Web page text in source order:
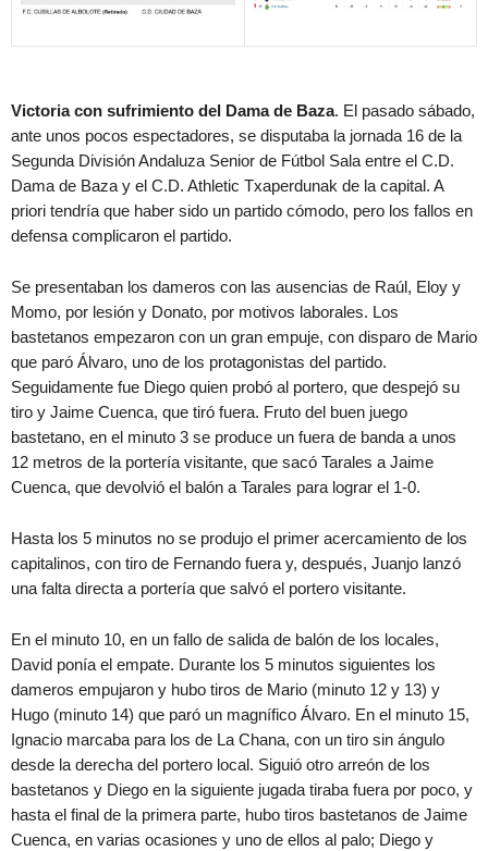
Victoria con sufrimiento del Dama de Baza. El pasado sábado,
ante unos pocos espectadores, se disputaba la jornada 16 de la
Segunda División Andaluza Senior de Fútbol Sala entre el C.D.
Dama de Baza y el C.D. Athletic Txaperdunak de la capital. A
priori tendría que haber sido un partido cómodo, pero los fallos en
defensa complicaron el partido.
Se presentaban los dameros con las ausencias de Raúl, Eloy y
Momo, por lesión y Donato, por motivos laborales. Los
bastetanos empezaron con un gran empuje, con disparo de Mario
que paró Álvaro, uno de los protagonistas del partido.
Seguidamente fue Diego quien probó al portero, que despejó su
tiro y Jaime Cuenca, que tiró fuera. Fruto del buen juego
bastetano, en el minuto 3 se produce un fuera de banda a unos
12 metros de la portería visitante, que sacó Tarales a Jaime
Cuenca, que devolvió el balón a Tarales para lograr el 1-0.
Hasta los 5 minutos no se produjo el primer acercamiento de los
capitalinos, con tiro de Fernando fuera y, después, Juanjo lanzó
una falta directa a portería que salvó el portero visitante.
En el minuto 10, en un fallo de salida de balón de los locales,
David ponía el empate. Durante los 5 minutos siguientes los
dameros empujaron y hubo tiros de Mario (minuto 12 y 13) y
Hugo (minuto 14) que paró un magnífico Álvaro. En el minuto 15,
Ignacio marcaba para los de La Chana, con un tiro sin ángulo
desde la derecha del portero local. Siguió otro arreón de los
bastetanos y Diego en la siguiente jugada tiraba fuera por poco, y
hasta el final de la primera parte, hubo tiros bastetanos de Jaime
Cuenca, en varias ocasiones y uno de ellos al palo; Diego y